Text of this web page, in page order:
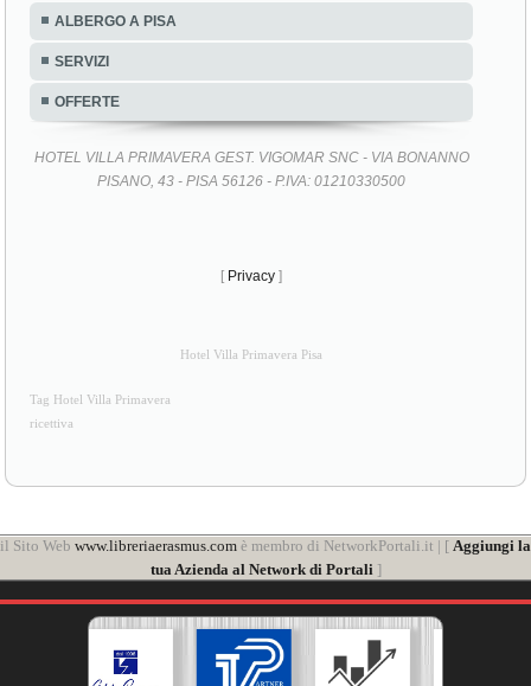
ALBERGO A PISA
SERVIZI
OFFERTE
HOTEL VILLA PRIMAVERA GEST. VIGOMAR SNC - VIA BONANNO
PISANO, 43 - PISA 56126 - P.IVA: 01210330500
[ Privacy ]
Hotel Villa Primavera Pisa
Tag Hotel Villa Primavera
ricettiva
il Sito Web www.libreriaerasmus.com è membro di NetworkPortali.it | [ Aggiungi la
tua Azienda al Network di Portali]